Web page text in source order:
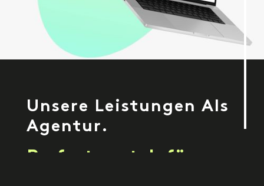
Unsere Leistungen Als
Agentur.
Perfect match für